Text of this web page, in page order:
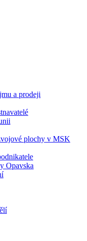
a prodeji
plochy v MSK
Opavska